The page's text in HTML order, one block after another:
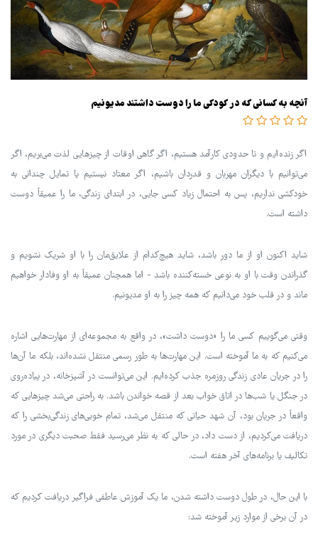
آنچه به کسانی که در کودکی ما را دوست داشتند مدیونیم
اگر زنده‌ایم و تا حدودی کارآمد هستیم، اگر گاهی اوقات از چیزهایی لذت می‌بریم، اگر
می‌توانیم با دیگران مهربان و قدردان باشیم، اگر معتاد نیستیم یا تمایل چندانی به
خودکشی نداریم، پس به احتمال زیاد کسی جایی، در ابتدای زندگی، ما را عمیقاً دوست
داشته است.
شاید اکنون او از ما دور باشد، شاید هیچ‌کدام از علایق‌مان را با او شریک نشویم و
گذراندن وقت با او به نوعی خسته‌کننده باشد - اما همچنان عمیقاً به او وفادار خواهیم
ماند و در قلب خود می‌دانیم که همه چیز را به او مدیونیم.
وقتی می‌گوییم کسی ما را «دوست داشت»، در واقع به مجموعه‌ای از مهارت‌هایی اشاره
می‌کنیم که به ما آموخته است. این مهارت‌ها به طور رسمی منتقل نشده‌اند، بلکه ما آن‌ها
را در جریان عادی زندگی روزمره جذب کرده‌ایم. این می‌توانست در آشپزخانه، در پیاده‌روی
در جنگل یا شب‌ها در اتاق خواب بعد از قصه خواندن باشد. به راحتی می‌شد چیزهایی که
واقعاً در جریان بود، آن شهد حیاتی که منتقل می‌شد، تمام خوبی‌های زندگی‌بخشی را که
دریافت می‌کردیم، از دست داد، در حالی که به نظر می‌رسید فقط صحبت دیگری در مورد
تکالیف یا برنامه‌های آخر هفته است.
با این حال، در طول دوست داشته شدن، ما یک آموزش عاطفی فراگیر دریافت کردیم که
در آن برخی از موارد زیر آموخته شد: